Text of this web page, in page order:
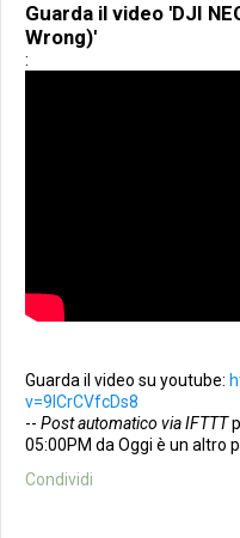
Guarda il video 'DJI
Wrong)'
:
Guarda il video su youtube:
v=9lCrCVfcDs8
-- Post automatico via IFTTT
05:00PM da Oggi è un altro
Condividi